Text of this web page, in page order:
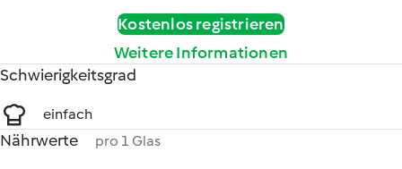
Kostenlos registrieren
Weitere Informationen
Schwierigkeitsgrad
einfach
Nährwerte pro 1 Glas